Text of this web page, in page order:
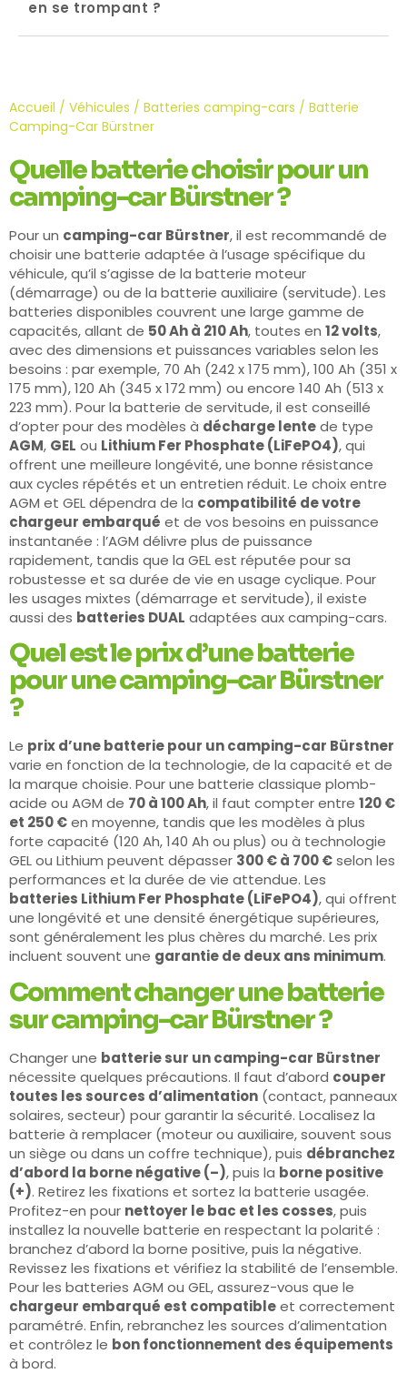
en se trompant ?
Accueil / Véhicules / Batteries camping-cars / Batterie
Camping-Car Bürstner
Quelle batterie choisir pour un
camping-car Bürstner ?
Pour un camping-car Bürstner, il est recommandé de
choisir une batterie adaptée à l’usage spécifique du
véhicule, qu’il s’agisse de la batterie moteur
(démarrage) ou de la batterie auxiliaire (servitude). Les
batteries disponibles couvrent une large gamme de
capacités, allant de 50 Ah à 210 Ah, toutes en 12 volts,
avec des dimensions et puissances variables selon les
besoins : par exemple, 70 Ah (242 x 175 mm), 100 Ah (351 x
175 mm), 120 Ah (345 x 172 mm) ou encore 140 Ah (513 x
223 mm). Pour la batterie de servitude, il est conseillé
d’opter pour des modèles à décharge lentede type
AGM, GEL ou Lithium Fer Phosphate (LiFePO4), qui
offrent une meilleure longévité, une bonne résistance
aux cycles répétés et un entretien réduit. Le choix entre
AGM et GEL dépendra de la compatibilité de votre
chargeur embarqué et de vos besoins en puissance
instantanée : l’AGM délivre plus de puissance
rapidement, tandis que la GEL est réputée pour sa
robustesse et sa durée de vie en usage cyclique. Pour
les usages mixtes (démarrage et servitude), il existe
aussi des batteries DUAL adaptées aux camping-cars.
Quel est le prix d’une batterie
pour une camping-car Bürstner
?
Le prix d’une batterie pour un camping-car Bürstner
varie en fonction de la technologie, de la capacité et de
la marque choisie. Pour une batterie classique plomb-
acide ou AGM de 70 à 100 Ah, il faut compter entre 120 €
et 250 €en moyenne, tandis que les modèles à plus
forte capacité (120 Ah, 140 Ah ou plus) ou à technologie
GEL ou Lithium peuvent dépasser 300 € à 700 €selon les
performances et la durée de vie attendue. Les
batteries Lithium Fer Phosphate (LiFePO4), qui offrent
une longévité et une densité énergétique supérieures,
sont généralement les plus chères du marché. Les prix
incluent souvent une garantie de deux ans minimum.
Comment changer une batterie
sur camping-car Bürstner ?
Changer une batterie sur un camping-car Bürstner
nécessite quelques précautions. Il faut d’abord couper
toutes les sources d’alimentation (contact, panneaux
solaires, secteur) pour garantir la sécurité. Localisez la
batterie à remplacer (moteur ou auxiliaire, souvent sous
un siège ou dans un coffre technique), puis débranchez
d’abord la borne négative (–), puis la borne positive
(+). Retirez les fixations et sortez la batterie usagée.
Profitez-en pour nettoyer le bac et les cosses, puis
installez la nouvelle batterie en respectant la polarité :
branchez d’abord la borne positive, puis la négative.
Revissez les fixations et vérifiez la stabilité de l’ensemble.
Pour les batteries AGM ou GEL, assurez-vous que le
chargeur embarqué est compatibleet correctement
paramétré. Enfin, rebranchez les sources d’alimentation
et contrôlez le bon fonctionnement des équipements
à bord.